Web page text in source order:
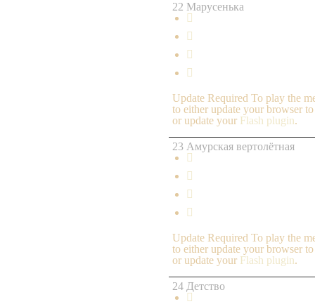
22 Марусенька




Update Required To play the
to either update your browser
or update your Flash plugin.
23 Амурская вертолётная




Update Required To play the
to either update your browser
or update your Flash plugin.
24 Детство
